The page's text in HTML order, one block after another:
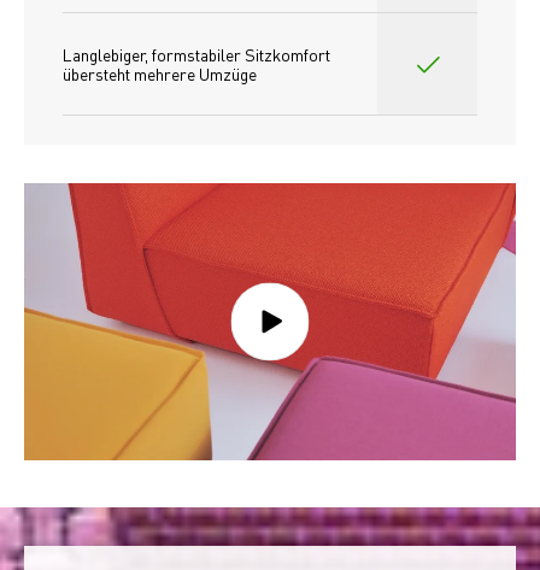
Langlebiger, formstabiler Sitzkomfort
übersteht mehrere Umzüge